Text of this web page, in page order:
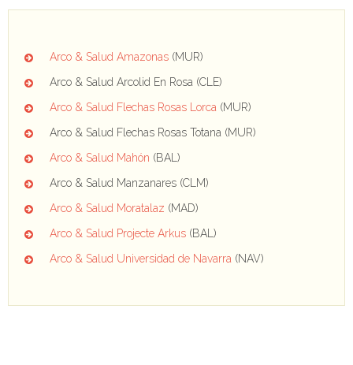
Arco & Salud Amazonas (MUR)
Arco & Salud Arcolid En Rosa (CLE)
Arco & Salud Flechas Rosas Lorca (MUR)
Arco & Salud Flechas Rosas Totana (MUR)
Arco & Salud Mahón (BAL)
Arco & Salud Manzanares (CLM)
Arco & Salud Moratalaz (MAD)
Arco & Salud Projecte Arkus (BAL)
Arco & Salud Universidad de Navarra (NAV)